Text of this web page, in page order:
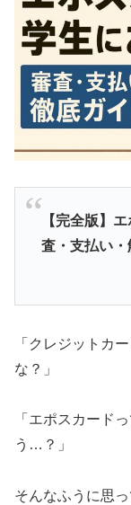
【完全版】
査・支払い・
「クレジットカ
な？」
「エポスカード
う…？」
そんなふうに思